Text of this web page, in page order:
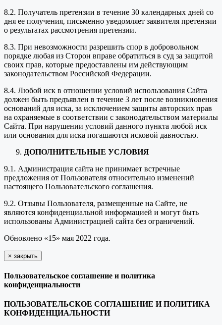
8.2. Получатель претензии в течение 30 календарных дней со
дня ее получения, письменно уведомляет заявителя претензии
о результатах рассмотрения претензии.
8.3. При невозможности разрешить спор в добровольном
порядке любая из Сторон вправе обратиться в суд за защитой
своих прав, которые предоставлены им действующим
законодательством Российской Федерации.
8.4. Любой иск в отношении условий использования Сайта
должен быть предъявлен в течение 3 лет после возникновения
оснований для иска, за исключением защиты авторских прав
на охраняемые в соответствии с законодательством материалы
Сайта. При нарушении условий данного пункта любой иск
или основания для иска погашаются исковой давностью.
ДОПОЛНИТЕЛЬНЫЕ УСЛОВИЯ
9.1. Администрация сайта не принимает встречные
предложения от Пользователя относительно изменений
настоящего Пользовательского соглашения.
9.2. Отзывы Пользователя, размещенные на Сайте, не
являются конфиденциальной информацией и могут быть
использованы Администрацией сайта без ограничений.
Обновлено «15» мая 2022 года.
× закрыть
Пользовательское соглашение и политика
конфиденциальности
ПОЛЬЗОВАТЕЛЬСКОЕ СОГЛАШЕНИЕ И ПОЛИТИКА
КОНФИДЕНЦИАЛЬНОСТИ